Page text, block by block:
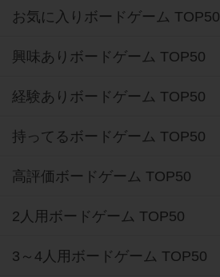
お気に入りボードゲーム TOP50
興味ありボードゲーム TOP50
経験ありボードゲーム TOP50
持ってるボードゲーム TOP50
高評価ボードゲーム TOP50
2人用ボードゲーム TOP50
3～4人用ボードゲーム TOP50